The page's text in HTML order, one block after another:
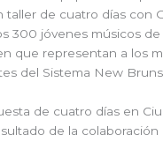
taller de cuatro días con
300 jóvenes músicos de
que representan a los
del Sistema New
de cuatro días en
de la colaboración